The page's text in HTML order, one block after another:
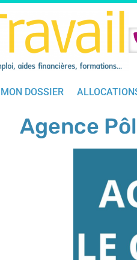
DOSSIER
Agence